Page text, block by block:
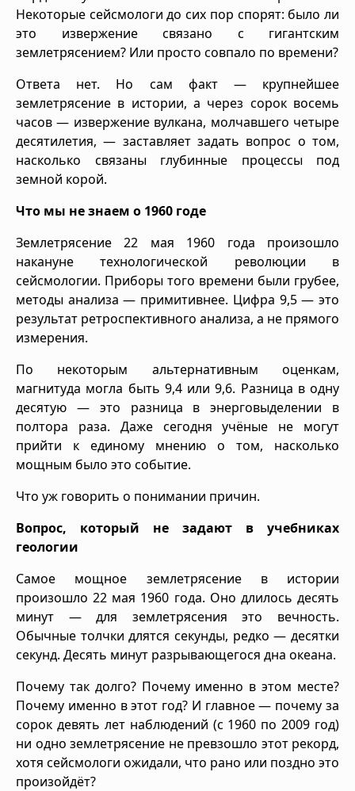
Некоторые сейсмологи до сих пор спорят: было ли
это извержение связано с гигантским
землетрясением? Или просто совпало по времени?
Ответа нет. Но сам факт — крупнейшее
землетрясение в истории, а через сорок восемь
часов — извержение вулкана, молчавшего четыре
десятилетия, — заставляет задать вопрос о том,
насколько связаны глубинные процессы под
земной корой.
Что мы не знаем о 1960 годе
Землетрясение 22 мая 1960 года произошло
накануне технологической революции в
сейсмологии. Приборы того времени были грубее,
методы анализа — примитивнее. Цифра 9,5 — это
результат ретроспективного анализа, а не прямого
измерения.
По некоторым альтернативным оценкам,
магнитуда могла быть 9,4 или 9,6. Разница в одну
десятую — это разница в энерговыделении в
полтора раза. Даже сегодня учёные не могут
прийти к единому мнению о том, насколько
мощным было это событие.
Что уж говорить о понимании причин.
Вопрос, который не задают в учебниках
геологии
Самое мощное землетрясение в истории
произошло 22 мая 1960 года. Оно длилось десять
минут — для землетрясения это вечность.
Обычные толчки длятся секунды, редко — десятки
секунд. Десять минут разрывающегося дна океана.
Почему так долго? Почему именно в этом месте?
Почему именно в этот год? И главное — почему за
сорок девять лет наблюдений (с 1960 по 2009 год)
ни одно землетрясение не превзошло этот рекорд,
хотя сейсмологи ожидали, что рано или поздно это
произойдёт?